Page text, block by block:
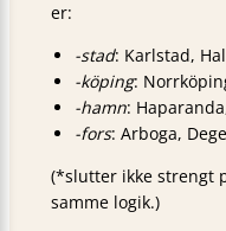
er:
-stad: Karlstad,
-köping:
-hamn:
-fors: Arboga,
(*slutter ikke strengt
samme logik.)